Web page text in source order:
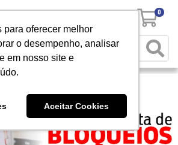
para oferecer melhor
o desempenho, analisar
em nosso site e
Aceitar Cookies
0